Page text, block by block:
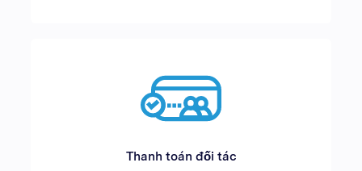
Thanh toán đối tác